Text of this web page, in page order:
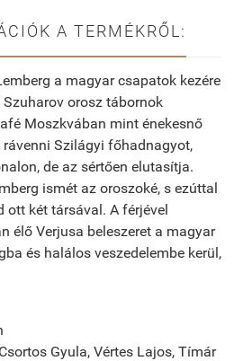
A TERMÉKRŐL:
a magyar csapatok kezére
orosz tábornok
Moszkvában mint énekesnő
Szilágyi főhadnagyot,
de az sértően elutasítja.
ismét az oroszoké, s ezúttal
ott két társával. A férjével
élő Verjusa beleszeret a magyar
és halálos veszedelembe kerül,
Gyula, Vértes Lajos, Tímár